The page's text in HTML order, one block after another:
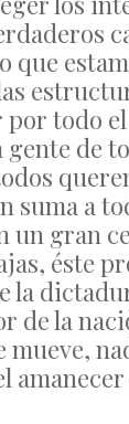
todo
de
suma a
gran
éste
la
de la
mueve,